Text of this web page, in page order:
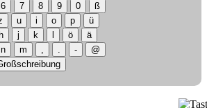
6 7 8 9 0
ß
u i o p
ü
h j k ö
ä
n m , . -
@